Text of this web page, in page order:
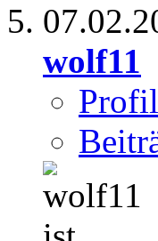
wolf11
Profil